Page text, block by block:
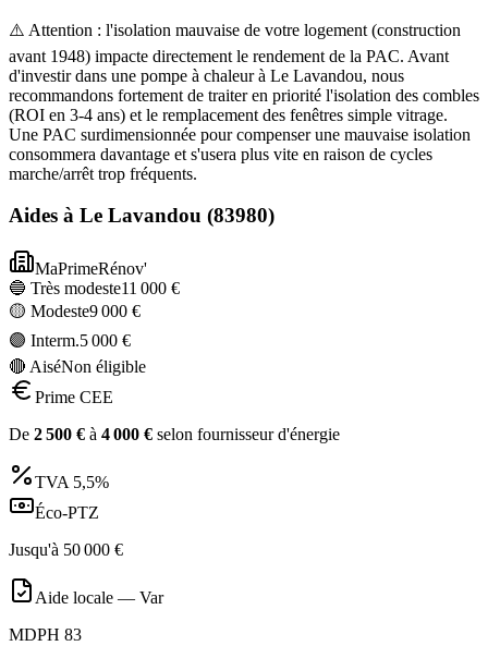
⚠️ Attention : l'isolation mauvaise de votre logement (construction
avant 1948) impacte directement le rendement de la PAC. Avant
d'investir dans une pompe à chaleur à Le Lavandou, nous
recommandons fortement de traiter en priorité l'isolation des combles
(ROI en 3-4 ans) et le remplacement des fenêtres simple vitrage.
Une PAC surdimensionnée pour compenser une mauvaise isolation
consommera davantage et s'usera plus vite en raison de cycles
marche/arrêt trop fréquents.
Aides à Le Lavandou (83980)
MaPrimeRénov'
🔵 Très modeste11 000 €
🟡 Modeste9 000 €
🟣 Interm.5 000 €
🔴 AiséNon éligible
Prime CEE
De 2 500 € à 4 000 € selon fournisseur d'énergie
TVA 5,5%
Éco-PTZ
Jusqu'à 50 000 €
Aide locale — Var
MDPH 83